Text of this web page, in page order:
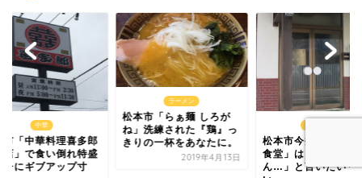
中華
市「中華料理喜多郎
店」で食い倒れ特盛
チにギブアップ寸
ラーメン
松本市「らぁ麺 しろが
ね」洗練された『鶏』っ
きりの一杯をあなたに。
2019年4月13日
松本市今井の「いり
食堂」は「もういり
ん…」と言いたいく